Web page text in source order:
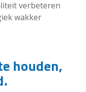
verbeteren
wakker
houden,